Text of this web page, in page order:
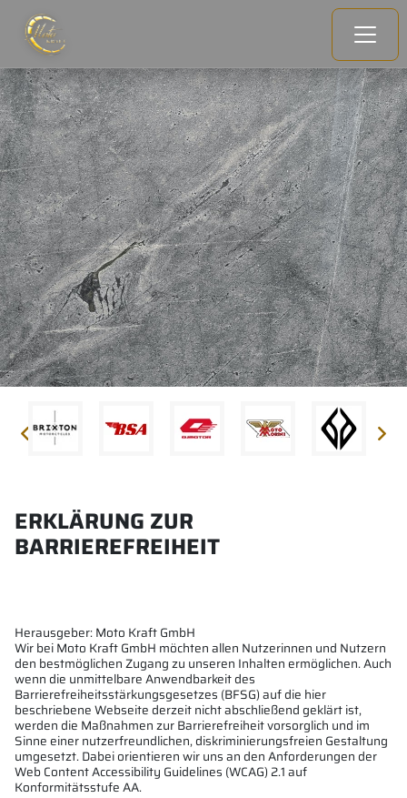
ERKLÄRUNG ZUR
BARRIEREFREIHEIT
Herausgeber: Moto Kraft GmbH
Wir bei Moto Kraft GmbH möchten allen Nutzerinnen und Nutzern
den bestmöglichen Zugang zu unseren Inhalten ermöglichen. Auch
wenn die unmittelbare Anwendbarkeit des
Barrierefreiheitsstärkungsgesetzes (BFSG) auf die hier
beschriebene Webseite derzeit nicht abschließend geklärt ist,
werden die Maßnahmen zur Barrierefreiheit vorsorglich und im
Sinne einer nutzerfreundlichen, diskriminierungsfreien Gestaltung
umgesetzt. Dabei orientieren wir uns an den Anforderungen der
Web Content Accessibility Guidelines (WCAG) 2.1 auf
Konformitätsstufe AA.